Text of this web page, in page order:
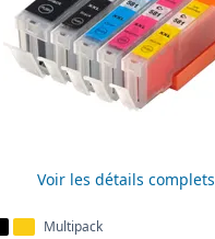
Voir les détails complets
Multipack